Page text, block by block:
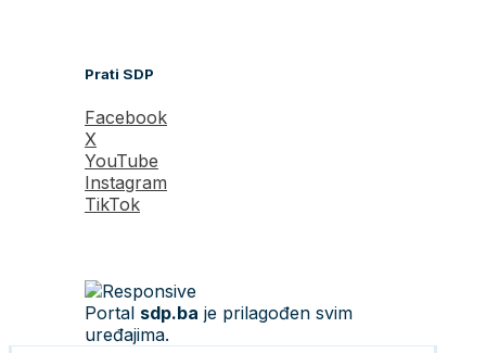
Prati SDP
Facebook
X
YouTube
Instagram
TikTok
Portal sdp.ba je prilagođen svim
uređajima.